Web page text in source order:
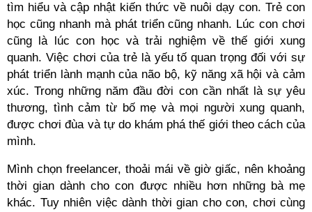
tìm hiểu và cập nhật kiến thức về nuôi dạy con. Trẻ con
học cũng nhanh mà phát triển cũng nhanh. Lúc con chơi
cũng là lúc con học và trải nghiệm về thế giới xung
quanh. Việc chơi của trẻ là yếu tố quan trọng đối với sự
phát triển lành mạnh của não bộ, kỹ năng xã hội và cảm
xúc. Trong những năm đầu đời con cần nhất là sự yêu
thương, tình cảm từ bố mẹ và mọi người xung quanh,
được chơi đùa và tự do khám phá thế giới theo cách của
mình.
Mình chọn freelancer, thoải mái về giờ giấc, nên khoảng
thời gian dành cho con được nhiều hơn những bà mẹ
khác. Tuy nhiên việc dành thời gian cho con, chơi cùng